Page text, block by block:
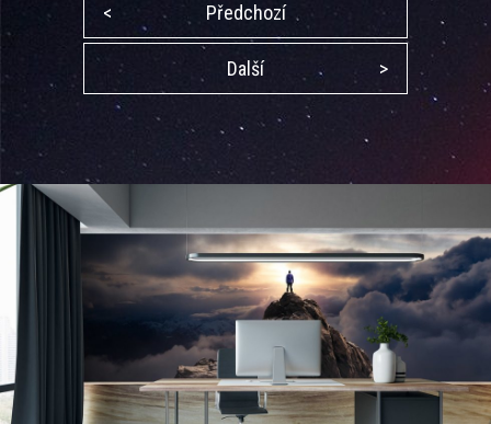
< Předchozí
Další >